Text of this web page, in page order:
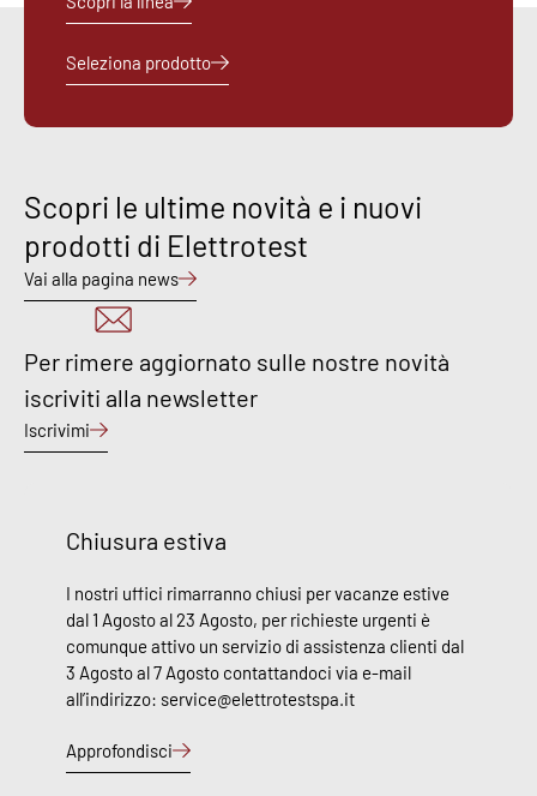
Seleziona prodotto
Scopri le ultime novità e i nuovi
prodotti di Elettrotest
Vai alla pagina news
Per rimere aggiornato sulle nostre novità
iscriviti alla newsletter
Iscrivimi
Chiusura estiva
I nostri uffici rimarranno chiusi per vacanze estive
dal 1 Agosto al 23 Agosto, per richieste urgenti è
comunque attivo un servizio di assistenza clienti dal
3 Agosto al 7 Agosto contattandoci via e-mail
all’indirizzo: service@elettrotestspa.it
Approfondisci